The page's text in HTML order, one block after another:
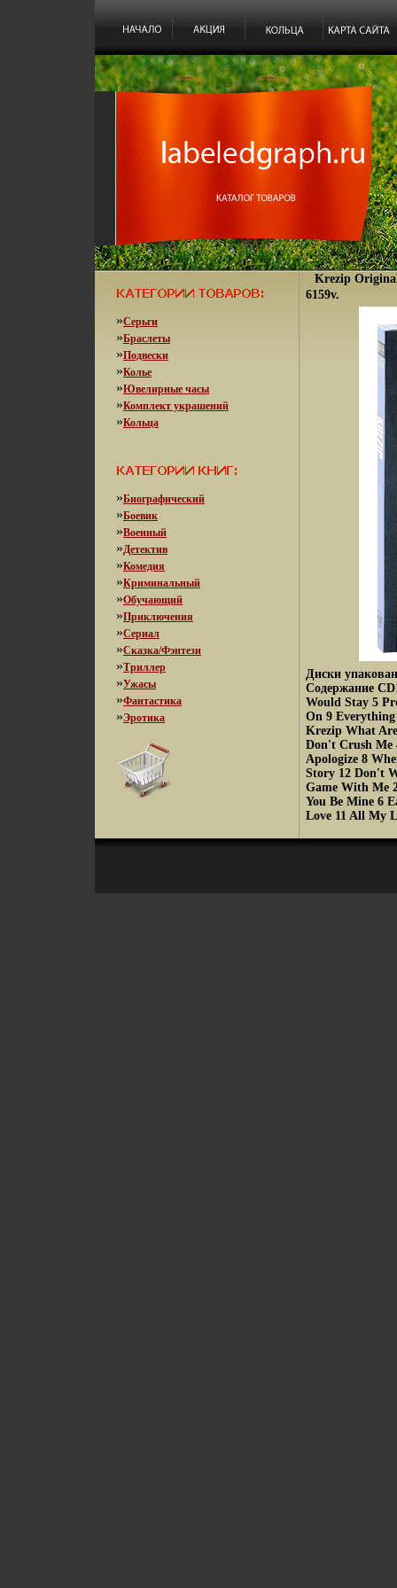
»Серьги
»Браслеты
»Подвески
»Колье
»Ювелирные часы
»Комплект украшений
»Кольца
»Биографический
»Боевик
»Военный
»Детектив
»Комедия
»Криминальный
»Обучающий
»Приключения
»Сериал
»Сказка/Фэнтези
»Триллер
»Ужасы
»Фантастика
»Эротика
Krezip
6159v.
Диски
Содержание
Would Stay 5
On 9
Krezip What
Don't Crush Me
Apologize 8
Story 12 Don't
Game With Me
You Be Mine 6
Love 11 All My